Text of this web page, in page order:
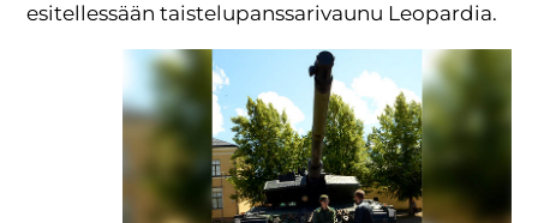
esitellessään taistelupanssarivaunu Leopardia.